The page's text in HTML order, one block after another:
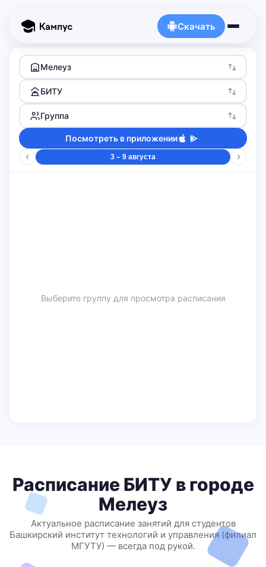
Скачать
Мелеуз
БИТУ
Группа
Посмотреть в приложении
3 – 9 августа
Выберите группу для просмотра расписания
Расписание БИТУ в городе
Мелеуз
Актуальное расписание занятий для студентов
Башкирский институт технологий и управления (филиал
МГУТУ) — всегда под рукой.